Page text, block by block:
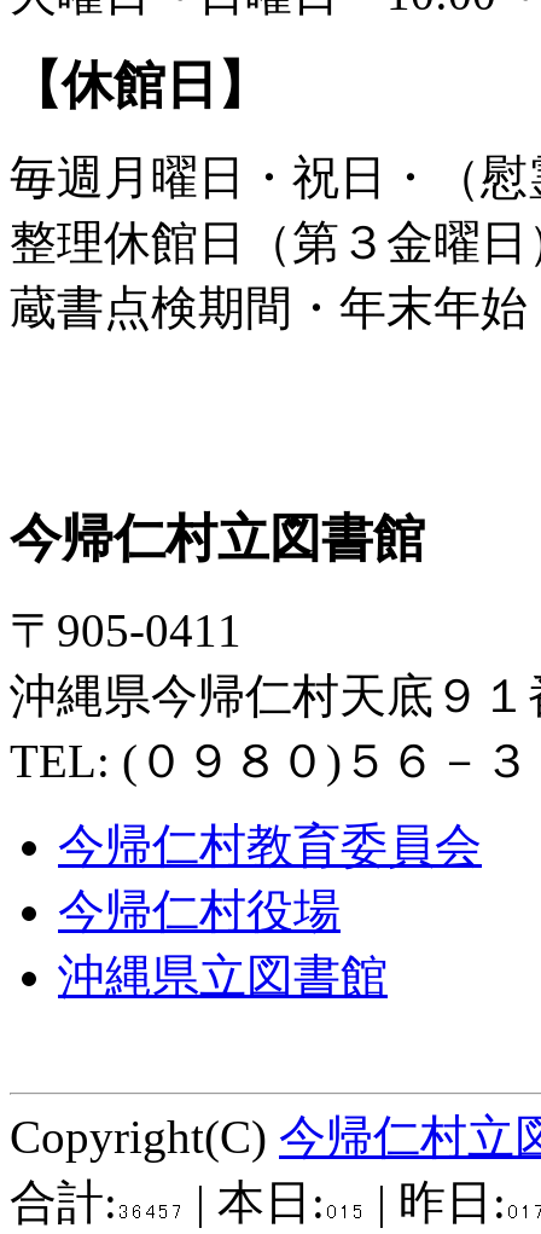
【休館日】
毎週月曜日・祝日・（
整理休館日（第３金曜日
蔵書点検期間・年末年始
今帰仁村立図書館
〒905-0411
沖縄県今帰仁村天底９１
TEL: (０９８０)５６－
今帰仁村教育委員会
今帰仁村役場
沖縄県立図書館
Copyright(C) 今帰仁村立
合計:
| 本日:
| 昨日: